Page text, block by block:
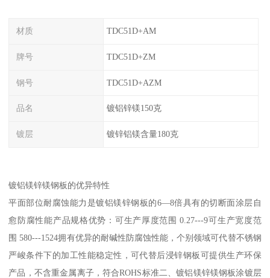
材质 TDC51D+AM
牌号 TDC51D+ZM
钢号 TDC51D+AZM
品名 镀铝锌镁150克
镀层 镀锌铝镁含量180克
镀铝镁锌镁钢板的优异特性
平面部位耐腐蚀能力是镀铝镁锌钢板的6—8倍具有的切断面涂层自
愈防腐性能产品规格优势：可生产厚度范围 0.27---9可生产宽度范
围 580---1524拥有优异的耐碱性防腐蚀性能，个别领域可代替不锈钢
严峻条件下的加工性能稳定性，可代替后浸锌钢板可提供生产环保
产品，不含重金属离子，符合ROHS标准二、镀铝镁锌镁钢板涂镀层